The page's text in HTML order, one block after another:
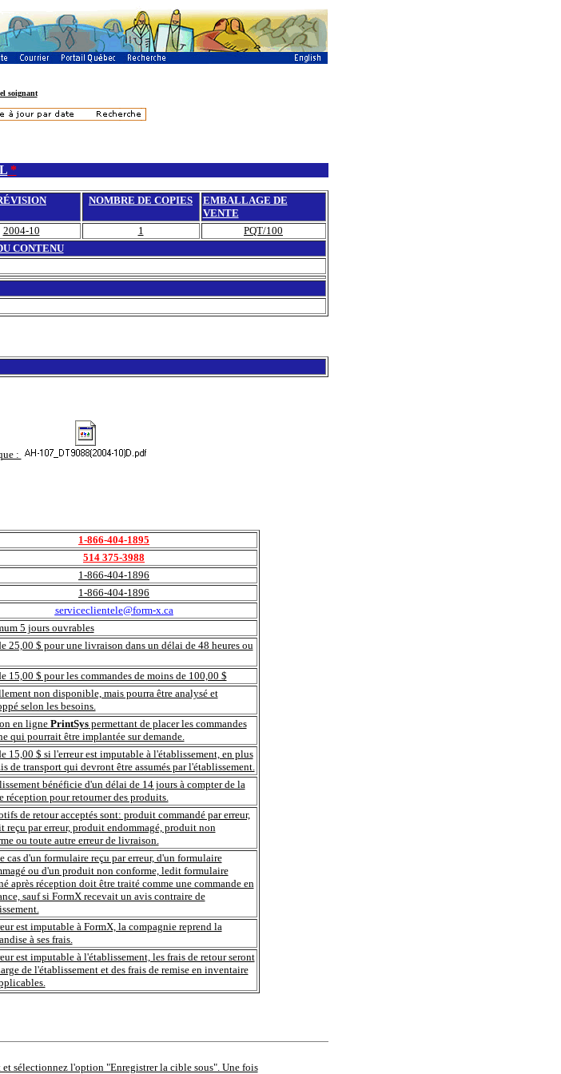
soignant
*
NOMBRE DE COPIES
EMBALLAGE DE
VENTE
2004-10 1
PQT/100
CONTENU
:
1-866-404-1895
514 375-3988
1-866-404-1896
1-866-404-1896
serviceclientele@form-x.ca
5 jours ouvrables
25,00 $ pour une livraison dans un délai de 48 heures ou
15,00 $ pour les commandes de moins de 100,00 $
non disponible, mais pourra être analysé et
selon les besoins.
en ligne PrintSyspermettant de placer les commandes
qui pourrait être implantée sur demande.
15,00 $ si l'erreur est imputable à l'établissement, en plus
de transport qui devront être assumés par l'établissement.
bénéficie d'un délai de 14 jours à compter de la
réception pour retourner des produits.
de retour acceptés sont: produit commandé par erreur,
reçu par erreur, produit endommagé, produit non
ou toute autre erreur de livraison.
cas d'un formulaire reçu par erreur, d'un formulaire
ou d'un produit non conforme, ledit formulaire
après réception doit être traité comme une commande en
sauf si FormX recevait un avis contraire de
est imputable à FormX, la compagnie reprend la
à ses frais.
est imputable à l'établissement, les frais de retour seront
de l'établissement et des frais de remise en inventaire
sélectionnez l'option "Enregistrer la cible sous". Une fois